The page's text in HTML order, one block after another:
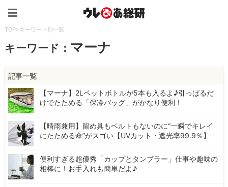
TOP>キーワード別一覧
キーワード： マーナ
記事一覧
【マーナ】2Lペットボトルが5本も入るよ♪引っぱるだ
けでたためる「保冷バッグ」がかなり便利！
【晴雨兼用】留め具もベルトもないのに“一瞬でキレイ
にたためる傘”がスゴい【UVカット・遮光率99.9％】
便利すぎる超優秀「カップとタンブラー」仕事や趣味の
相棒に！お手入れも簡単だよ♪